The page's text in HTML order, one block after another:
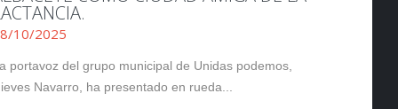
10/2025
portavoz del grupo municipal de Unidas podemos,
Navarro, ha presentado en rueda...